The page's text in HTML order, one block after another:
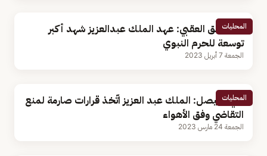
المحليات
عبدالحق العقبي: عهد الملك عبدالعزيز شهد أكبر
توسعة للحرم النبوي
الجمعة 7 أبريل 2023
المحليات
تركي الفيصل: الملك عبد العزيز اتّخذ قرارات صارمة لمنع
التقاضي وفق الأهواء
الجمعة 24 مارس 2023